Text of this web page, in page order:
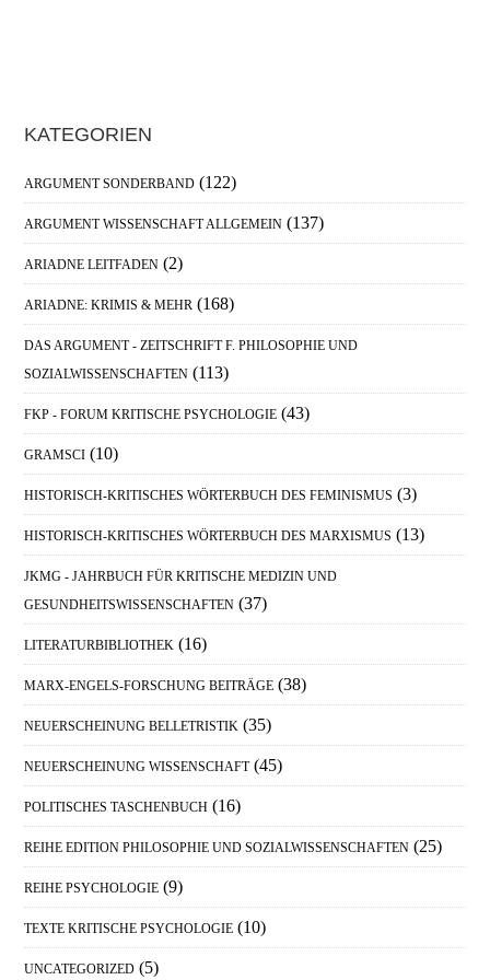
Haupt-
Sidebar
KATEGORIEN
ARGUMENT SONDERBAND (122)
ARGUMENT WISSENSCHAFT ALLGEMEIN (137)
ARIADNE LEITFADEN (2)
ARIADNE: KRIMIS & MEHR (168)
DAS ARGUMENT - ZEITSCHRIFT F. PHILOSOPHIE UND
SOZIALWISSENSCHAFTEN (113)
FKP - FORUM KRITISCHE PSYCHOLOGIE (43)
GRAMSCI (10)
HISTORISCH-KRITISCHES WÖRTERBUCH DES FEMINISMUS (3)
HISTORISCH-KRITISCHES WÖRTERBUCH DES MARXISMUS (13)
JKMG - JAHRBUCH FÜR KRITISCHE MEDIZIN UND
GESUNDHEITSWISSENSCHAFTEN (37)
LITERATURBIBLIOTHEK (16)
MARX-ENGELS-FORSCHUNG BEITRÄGE (38)
NEUERSCHEINUNG BELLETRISTIK (35)
NEUERSCHEINUNG WISSENSCHAFT (45)
POLITISCHES TASCHENBUCH (16)
REIHE EDITION PHILOSOPHIE UND SOZIALWISSENSCHAFTEN (25)
REIHE PSYCHOLOGIE (9)
TEXTE KRITISCHE PSYCHOLOGIE (10)
UNCATEGORIZED (5)